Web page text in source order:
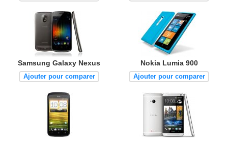
Samsung Galaxy Nexus
Ajouter pour comparer
Nokia Lumia 900
Ajouter pour comparer